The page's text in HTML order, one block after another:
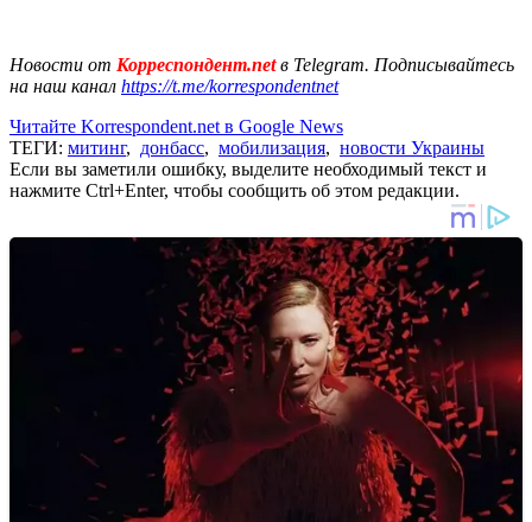
Новости от Корреспондент.netв Telegram. Подписывайтесь
на наш канал https://t.me/korrespondentnet
Читайте Korrespondent.net в Google News
ТЕГИ: митинг, донбасс, мобилизация, новости Украины
Если вы заметили ошибку, выделите необходимый текст и
нажмите Ctrl+Enter, чтобы сообщить об этом редакции.